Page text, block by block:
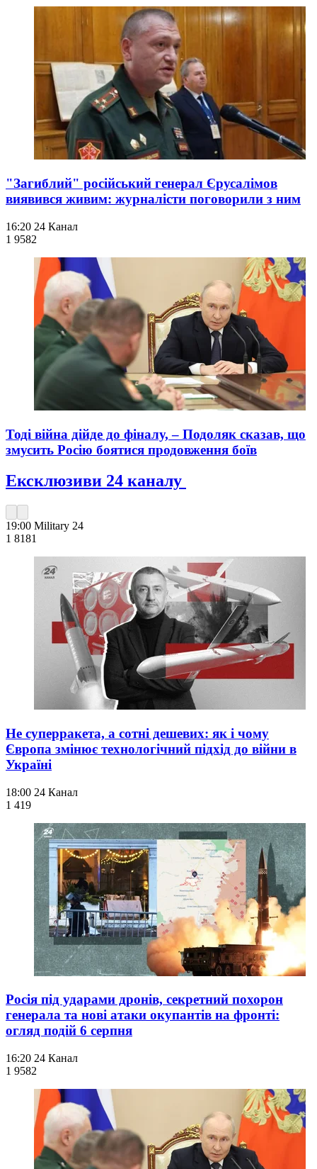
"Загиблий" російський генерал Єрусалімов
виявився живим: журналісти поговорили з ним
16:20 24 Канал
1 9582
Тоді війна дійде до фіналу, – Подоляк сказав, що
змусить Росію боятися продовження боїв
Ексклюзиви 24 каналу
19:00 Military 24
1 8181
Не суперракета, а сотні дешевих: як і чому
Європа змінює технологічний підхід до війни в
Україні
18:00 24 Канал
1 419
Росія під ударами дронів, секретний похорон
генерала та нові атаки окупантів на фронті:
огляд подій 6 серпня
16:20 24 Канал
1 9582